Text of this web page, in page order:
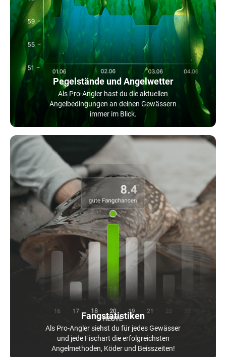
Pegelstände und Angelwetter
Als Pro-Angler hast du die aktuellen
Angelbedingungen an deinen Gewässern
immer im Blick.
Fangstatistiken
Als Pro-Angler siehst du für jedes Gewässer
und jede Fischart die erfolgreichsten
Angelmethoden, Köder und Beisszeiten!